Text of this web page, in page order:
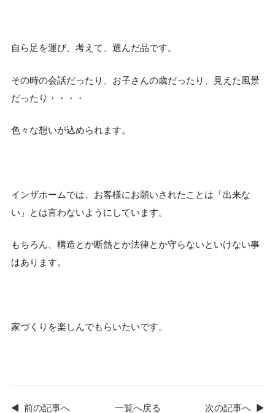
自ら足を運び、考えて、選んだ品です。
その時の会話だったり、お子さんの歳だったり、見えた風景
だったり・・・・
色々な想いが込められます。
インザホームでは、お客様にお願いされたことは「出来な
い」とは言わないようにしています。
もちろん、構造とか断熱とか法律とか守らないといけない事
はあります。
家づくりを楽しんでもらいたいです。
◀ 前の記事へ 一覧へ戻る 次の記事へ ▶